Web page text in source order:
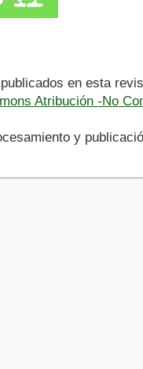
en esta
Atribución -No
y